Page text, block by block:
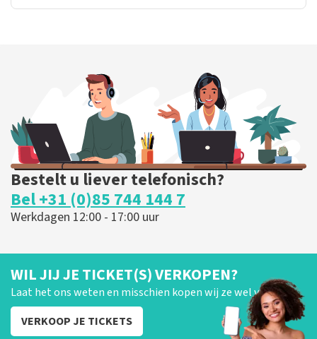
Bestelt u liever telefonisch?
Bel +31 (0)85 744 144 7
Werkdagen 12:00 - 17:00 uur
WIL JIJ JE TICKET(S) VERKOPEN?
Laat het ons weten en misschien kopen wij ze wel van je!
VERKOOP JE TICKETS